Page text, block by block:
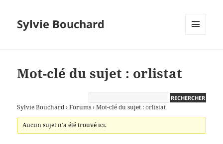
Sylvie Bouchard
Mot-clé du sujet : orlistat
Sylvie Bouchard › Forums › Mot-clé du sujet : orlistat
Aucun sujet n’a été trouvé ici.